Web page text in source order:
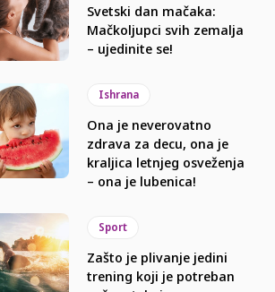
Svetski dan mačaka:
Mačkoljupci svih zemalja
– ujedinite se!
Ishrana
Ona je neverovatno
zdrava za decu, ona je
kraljica letnjeg osveženja
– ona je lubenica!
Sport
Zašto je plivanje jedini
trening koji je potreban